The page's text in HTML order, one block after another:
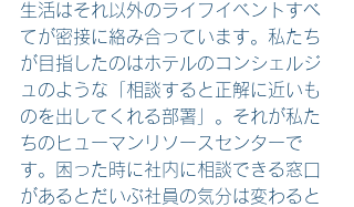
生活はそれ以外のライフイベントすべ
てが密接に絡み合っています。私たち
が目指したのはホテルのコンシェルジ
ュのような「相談すると正解に近いも
のを出してくれる部署」。それが私た
ちのヒューマンリソースセンターで
す。困った時に社内に相談できる窓口
があるとだいぶ社員の気分は変わると